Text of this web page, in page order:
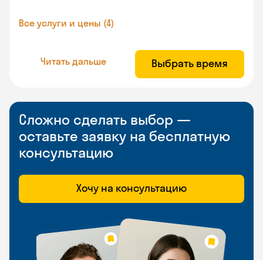
Все услуги и цены (4)
Читать дальше Выбрать время
Сложно сделать выбор —
оставьте заявку на бесплатную
консультацию
Хочу на консультацию